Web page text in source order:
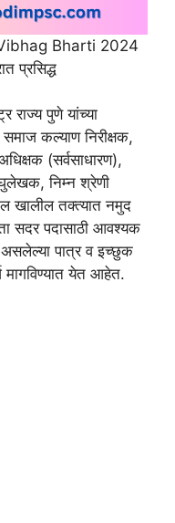
Bharti 2024
प्रसिद्ध
राज्य पुणे यांच्या
समाज कल्याण निरीक्षक,
(सर्वसाधारण),
निम्न श्रेणी
खालील तक्त्यात नमुद
सदर पदासाठी आवश्यक
असलेल्या पात्र व इच्छुक
येत आहेत.